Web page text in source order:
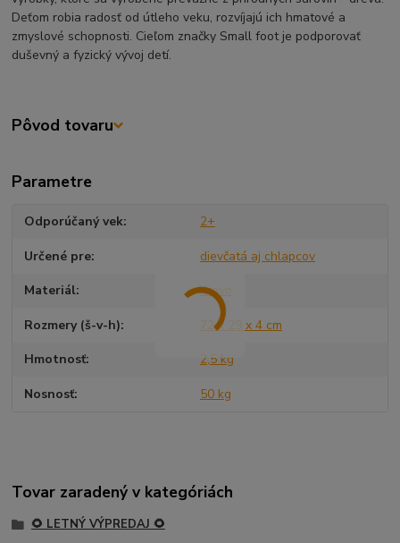
Deťom robia radosť od útleho veku, rozvíjajú ich hmatové a
zmyslové schopnosti. Cieľom značky Small foot je podporovať
duševný a fyzický vývoj detí.
Pôvod tovaru
Parametre
Odporúčaný vek 2+
Určené pre dievčatá aj chlapcov
Materiál drevo
Rozmery (š-v-h) 72 x 29 x 4 cm
Hmotnosť 2,5 kg
Nosnosť 50 kg
Tovar zaradený v kategóriách
🌻 LETNÝ VÝPREDAJ 🌻